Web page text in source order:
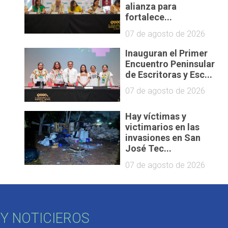
alianza para
fortalece...
07 de agosto de 2026
Inauguran el Primer
Encuentro Peninsular
de Escritoras y Esc...
07 de agosto de 2026
Hay víctimas y
victimarios en las
invasiones en San
José Tec...
07 de agosto de 2026
NOTICIEROS